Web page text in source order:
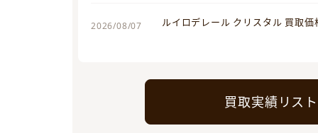
2026/08/07 ルイロデレール クリスタル 買取
買取実績リスト